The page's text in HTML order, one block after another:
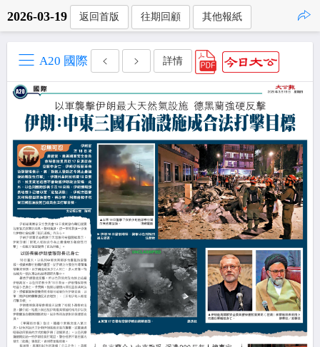
2026-03-19 返回首版 往期回顧 其他報紙
A20 國際 詳情